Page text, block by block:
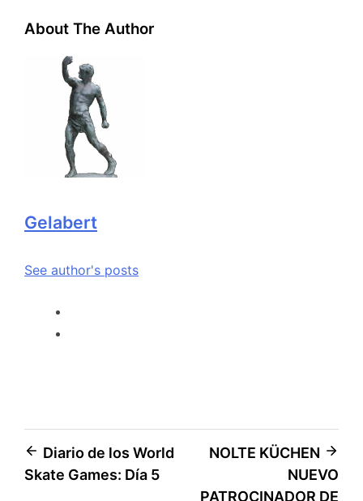
About The Author
Gelabert
See author's posts
Diario de los World
Skate Games: Día 5
NOLTE KÜCHEN
NUEVO
PATROCINADOR DE